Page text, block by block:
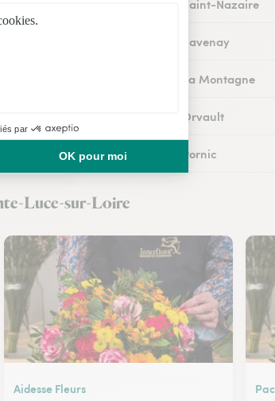
Fleuristes à Savenay
Fleuristes à La Montagne
Fleuristes à Orvault
Fleuristes à Pornic
Luce-sur-Loire
Aidesse Fleurs